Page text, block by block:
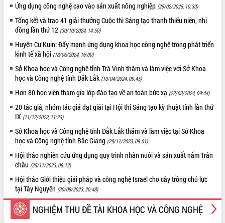
ĐIỂM TIN VĂN BẢN
QUY HOẠCH - KẾ HOẠCH
Ứng dụng công nghệ cao vào sản xuất nông nghiệp (25/02/2025, 10:33)
Tổng kết và trao 41 giải thưởng Cuộc thi Sáng tạo thanh thiếu niên, nhi
đồng lần thứ 12 (30/10/2024, 14:50)
Huyện Cư Kuin: Đẩy mạnh ứng dụng khoa học công nghệ trong phát triển
kinh tế xã hội (18/06/2024, 16:00)
Sở Khoa học và Công nghệ tỉnh Trà Vinh thăm và làm việc với Sở Khoa
học và Công nghệ tỉnh Đắk Lắk (10/04/2024, 09:45)
Hơn 80 học viên tham gia lớp đào tạo về an toàn bức xạ (22/03/2024, 09:44)
20 tác giả, nhóm tác giả đạt giải tại Hội thi Sáng tạo kỹ thuật tỉnh lần thứ
IX (11/12/2023, 11:23)
Sở Khoa học và Công nghệ tỉnh Đắk Lắk thăm và làm việc tại Sở Khoa
học và Công nghệ tỉnh Bắc Giang (29/11/2023, 09:01)
Hội thảo nghiên cứu ứng dụng quy trình nhân nuôi và sản xuất nấm Trân
châu (25/11/2023, 08:12)
Hội thảo Giới thiệu giải pháp và công nghệ Israel cho cây trồng chủ lực
tại Tây Nguyên (30/08/2023, 20:48)
NGHIỆM THU ĐỀ TÀI KHOA HỌC VÀ CÔNG NGHỆ